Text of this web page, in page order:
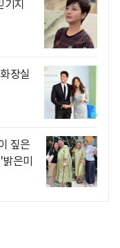
기지
장실
짚은
은미